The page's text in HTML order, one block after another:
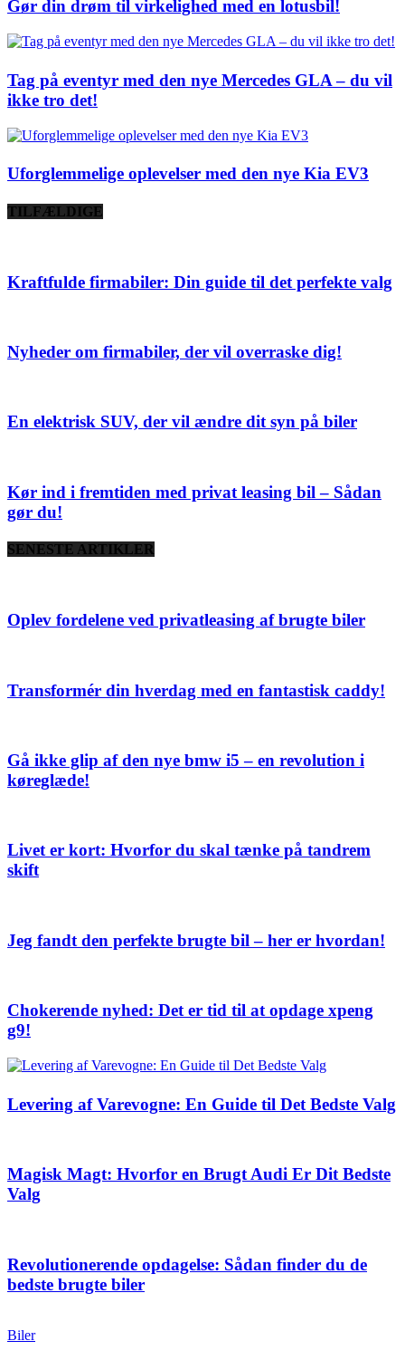
Gør din drøm til virkelighed med en lotusbil!
Tag på eventyr med den nye Mercedes GLA – du vil
ikke tro det!
Uforglemmelige oplevelser med den nye Kia EV3
TILFÆLDIGE
Kraftfulde firmabiler: Din guide til det perfekte valg
Nyheder om firmabiler, der vil overraske dig!
En elektrisk SUV, der vil ændre dit syn på biler
Kør ind i fremtiden med privat leasing bil – Sådan
gør du!
SENESTE ARTIKLER
Oplev fordelene ved privatleasing af brugte biler
Transformér din hverdag med en fantastisk caddy!
Gå ikke glip af den nye bmw i5 – en revolution i
køreglæde!
Livet er kort: Hvorfor du skal tænke på tandrem
skift
Jeg fandt den perfekte brugte bil – her er hvordan!
Chokerende nyhed: Det er tid til at opdage xpeng
g9!
Levering af Varevogne: En Guide til Det Bedste Valg
Magisk Magt: Hvorfor en Brugt Audi Er Dit Bedste
Valg
Revolutionerende opdagelse: Sådan finder du de
bedste brugte biler
Biler